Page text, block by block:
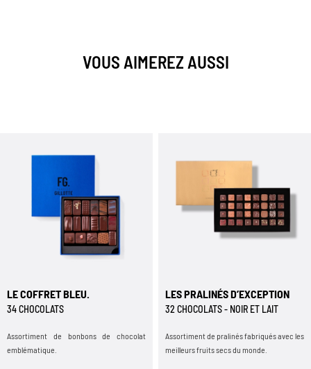
VOUS AIMEREZ AUSSI
LE COFFRET BLEU.
34 CHOCOLATS
Assortiment de bonbons de chocolat
emblématique.
LES PRALINÉS D’EXCEPTION
32 CHOCOLATS - NOIR ET LAIT
Assortiment de pralinés fabriqués avec les
meilleurs fruits secs du monde.